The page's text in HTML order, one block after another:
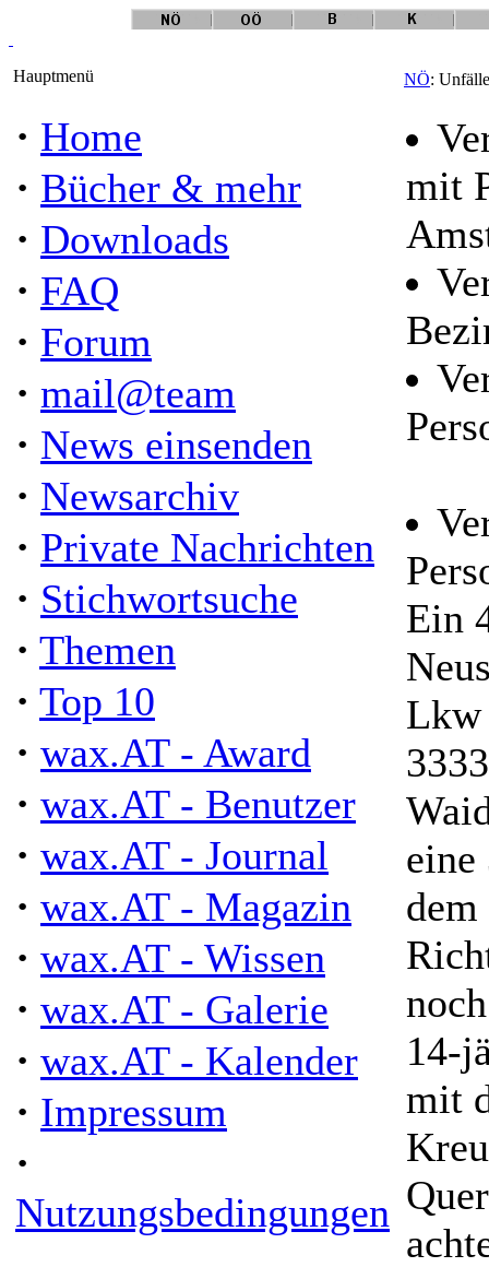
Hauptmenü
· Home
· Bücher & mehr
· Downloads
· FAQ
· Forum
· mail@team
· News einsenden
· Newsarchiv
· Private Nachrichten
· Stichwortsuche
· Themen
· Top 10
· wax.AT - Award
· wax.AT - Benutzer
· wax.AT - Journal
· wax.AT - Magazin
· wax.AT - Wissen
· wax.AT - Galerie
· wax.AT - Kalender
· Impressum
·
Nutzungsbedingungen
NÖ:
mit
Ein
Lkw
14-
mit